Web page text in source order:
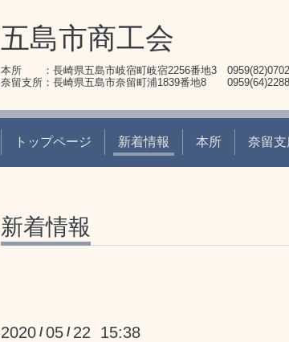
五島市商工会
本所 ：長崎県五島市岐宿町岐宿2256番地3 0959(82)0702
奈留支所：長崎県五島市奈留町浦1839番地8 0959(64)2288
トップページ 新着情報 本所 奈留支
新着情報
2020 /05 / 22 15:38